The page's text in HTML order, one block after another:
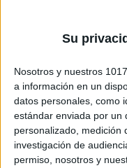
Su
Nosotros y nuestros 1017
a información en un
datos personales, como
estándar enviada por un
personalizado, medición
investigación de
permiso, nosotros y